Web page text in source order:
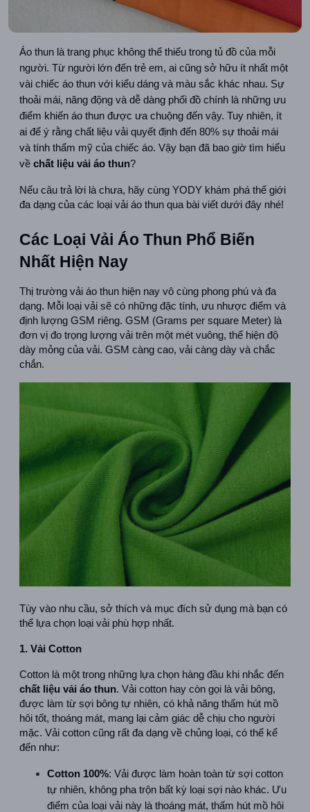
Áo thun là trang phục không thể thiếu trong tủ đồ của mỗi
người. Từ người lớn đến trẻ em, ai cũng sở hữu ít nhất một
vài chiếc áo thun với kiểu dáng và màu sắc khác nhau. Sự
thoải mái, năng động và dễ dàng phối đồ chính là những ưu
điểm khiến áo thun được ưa chuộng đến vậy. Tuy nhiên, ít
ai để ý rằng chất liệu vải quyết định đến 80% sự thoải mái
và tính thẩm mỹ của chiếc áo. Vậy bạn đã bao giờ tìm hiểu
về chất liệu vải áo thun?
Nếu câu trả lời là chưa, hãy cùng YODY khám phá thế giới
đa dạng của các loại vải áo thun qua bài viết dưới đây nhé!
Các Loại Vải Áo Thun Phổ Biến
Nhất Hiện Nay
Thị trường vải áo thun hiện nay vô cùng phong phú và đa
dạng. Mỗi loại vải sẽ có những đặc tính, ưu nhược điểm và
định lượng GSM riêng. GSM (Grams per square Meter) là
đơn vị đo trọng lượng vải trên một mét vuông, thể hiện độ
dày mỏng của vải. GSM càng cao, vải càng dày và chắc
chắn.
Tùy vào nhu cầu, sở thích và mục đích sử dụng mà bạn có
thể lựa chọn loại vải phù hợp nhất.
1. Vải Cotton
chất liệu vải áo thun. Vải cotton hay còn gọi là vải bông,
được làm từ sợi bông tự nhiên, có khả năng thấm hút mồ
hôi tốt, thoáng mát, mang lại cảm giác dễ chịu cho người
mặc. Vải cotton cũng rất đa dạng về chủng loại, có thể kể
đến như:
Cotton 100%: Vải được làm hoàn toàn từ sợi cotton
tự nhiên, không pha trộn bất kỳ loại sợi nào khác. Ưu
điểm của loại vải này là thoáng mát, thấm hút mồ hôi